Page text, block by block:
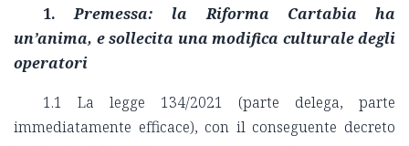
1.Premessa: la Riforma Cartabia ha
un’anima, e sollecita una modifica culturale degli
operatori
1.1 La legge 134/2021 (parte delega, parte
immediatamente efficace), con il conseguente decreto